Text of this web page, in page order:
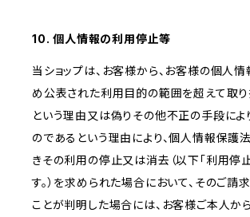
10. 個人情報の利用停止等
当ショップは、お客様から、お客様の個人情
め公表された利用目的の範囲を超えて取
という理由又は偽りその他不正の手段によ
のであるという理由により、個人情報保護
きその利用の停止又は消去（以下「利用停
す。）を求められた場合において、そのご請
ことが判明した場合には、お客様ご本人か